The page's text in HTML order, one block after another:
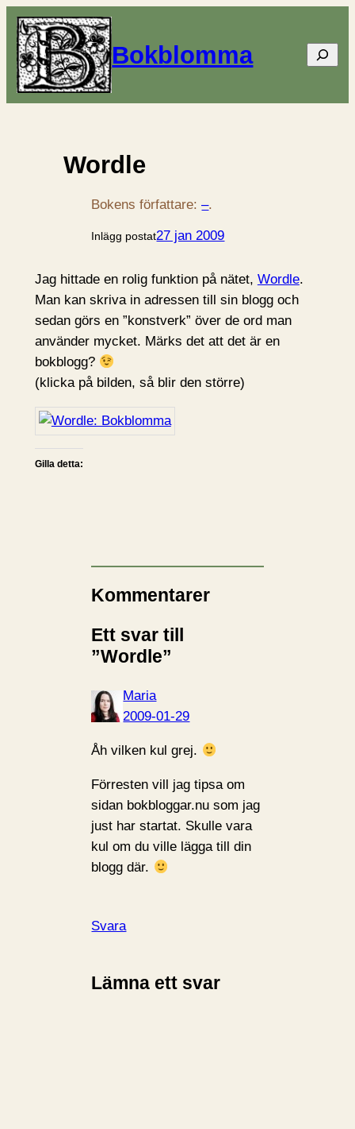
Bokblomma Sök
Wordle
Bokens författare:–.
Inlägg postat27 jan 2009
Jag hittade en rolig funktion på nätet, Wordle.
Man kan skriva in adressen till sin blogg och
sedan görs en ”konstverk” över de ord man
använder mycket. Märks det att det är en
bokblogg?
(klicka på bilden, så blir den större)
Gilla detta:
Kommentarer
Ett svar till
”Wordle”
Maria
2009-01-29
Åh vilken kul grej.
Förresten vill jag tipsa om
sidan bokbloggar.nu som jag
just har startat. Skulle vara
kul om du ville lägga till din
blogg där.
Svara
Lämna ett svar